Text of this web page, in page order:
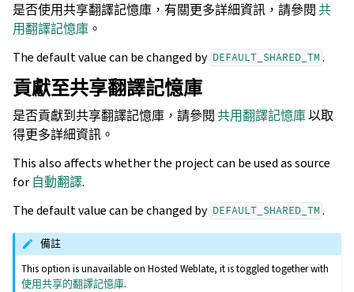
是否使用共享翻譯記憶庫，有關更多詳細資訊，請參閱共
用翻譯記憶庫 。
The default value can be changed by DEFAULT_SHARED_TM .
貢獻至共享翻譯記憶庫
是否貢獻到共享翻譯記憶庫，請參閱共用翻譯記憶庫以取
得更多詳細資訊。
This also affects whether the project can be used as source
for 自動翻譯.
The default value can be changed by DEFAULT_SHARED_TM .
備註
This option is unavailable on Hosted Weblate, it is toggled together with
使用共享的翻譯記憶庫.